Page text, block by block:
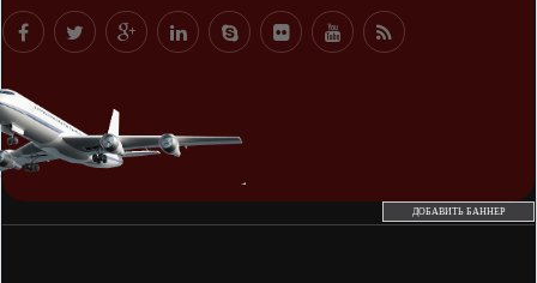
ДОБАВИТЬ БАННЕР